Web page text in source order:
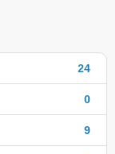
24
0
9